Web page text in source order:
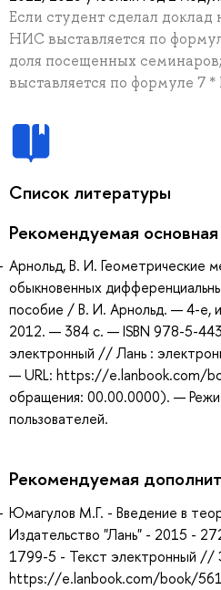
Если студент сделал доклад
НИС выставляется по
доля посещенных
выставляется по формуле 7
Список литературы
Рекомендуемая
Арнольд, В. И. Геометрические
обыкновенных
пособие / В. И. Арнольд. — 4-
2012. — 384 с. — ISBN 978-5-
электронный // Лань :
— URL: https://e.lanbook.com/
обращения: 00.00.0000). —
пользователей.
Рекомендуемая
Юмагулов М.Г. - Введение в
Издательство "Лань" - 2015 -
1799-5 - Текст электронный //
https://e.lanbook.com/book/